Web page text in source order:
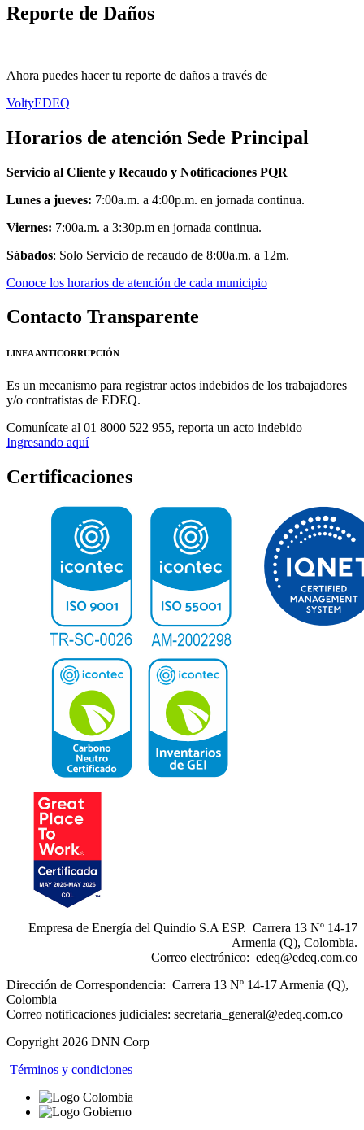
Reporte de Daños
Ahora puedes hacer tu reporte de daños a través de
VoltyEDEQ
Horarios de atención Sede Principal
Servicio al Cliente y Recaudo y Notificaciones PQR
Lunes a jueves: 7:00a.m. a 4:00p.m. en jornada continua.
Viernes: 7:00a.m. a 3:30p.m en jornada continua.
Sábados: Solo Servicio de recaudo de 8:00a.m. a 12m.
Conoce los horarios de atención de cada municipio
Contacto Transparente
LINEA ANTICORRUPCIÓN
Es un mecanismo para registrar actos indebidos de los trabajadores
y/o contratistas de EDEQ.
Comunícate al 01 8000 522 955, reporta un acto indebido
Ingresando aquí
Certificaciones
Empresa de Energía del Quindío S.A ESP. Carrera 13 Nº 14-17
Armenia (Q), Colombia.
Correo electrónico: edeq@edeq.com.co
Dirección de Correspondencia: Carrera 13 Nº 14-17 Armenia (Q),
Colombia
Correo notificaciones judiciales: secretaria_general@edeq.com.co
Copyright 2026 DNN Corp
Términos y condiciones